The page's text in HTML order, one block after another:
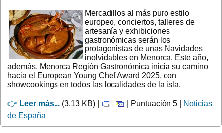
Mercadillos al más puro estilo
europeo, conciertos, talleres de
artesanía y exhibiciones
gastronómicas serán los
protagonistas de unas Navidades
inolvidables en Menorca. Este año,
además, Menorca Región Gastronómica inicia su camino
hacia el European Young Chef Award 2025, con
showcookings en todos las localidades de la isla.
👉 Leer más... (3.13 KB) | | Puntuación 5 |
Noticias
de España